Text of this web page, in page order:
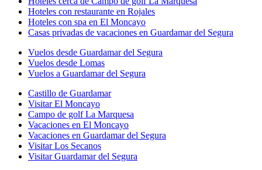
Hoteles con restaurante en Rojales
Hoteles con spa en El Moncayo
Casas privadas de vacaciones en Guardamar del Segura
Vuelos desde Guardamar del Segura
Vuelos desde Lomas
Vuelos a Guardamar del Segura
Castillo de Guardamar
Visitar El Moncayo
Campo de golf La Marquesa
Vacaciones en El Moncayo
Vacaciones en Guardamar del Segura
Visitar Los Secanos
Visitar Guardamar del Segura